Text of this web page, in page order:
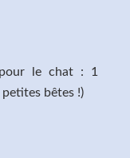
le chat : 1
bêtes !)